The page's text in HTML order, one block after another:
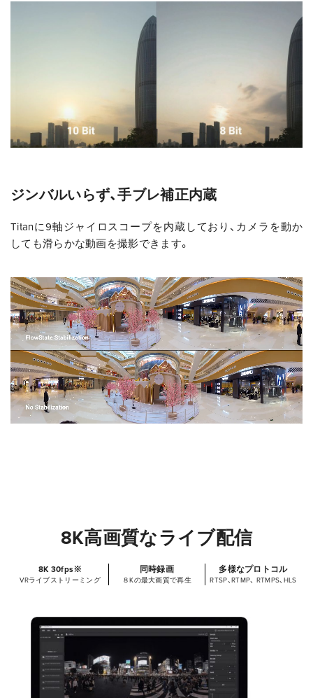
ジンバルいらず、手ブレ補正内蔵
Titanに9軸ジャイロスコープを内蔵しており、カメラを動か
しても滑らかな動画を撮影できます。
8K高画質なライブ配信
8K 30fps※
VRライブストリーミング
同時録画
８Kの最大画質で再生
多様なプロトコル
RTSP、RTMP、 RTMPS、HLS